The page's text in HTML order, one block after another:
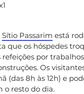
Sítio Passarim está
que os hóspedes
por
Os
(das 8h às 12h) e
o resto do dia.